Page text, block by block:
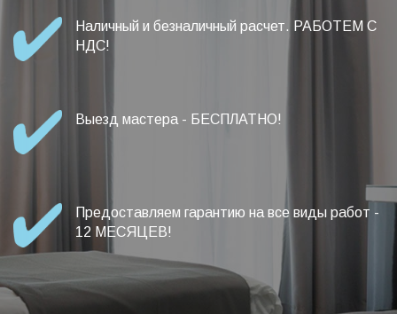
Наличный и безналичный расчет. РАБОТЕМ С
НДС!
Выезд мастера - БЕСПЛАТНО!
Предоставляем гарантию на все виды работ -
12 МЕСЯЦЕВ!